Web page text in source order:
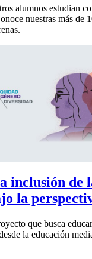
alumnos estudian
nuestras más de
inclusión de
la
que busca
la educación